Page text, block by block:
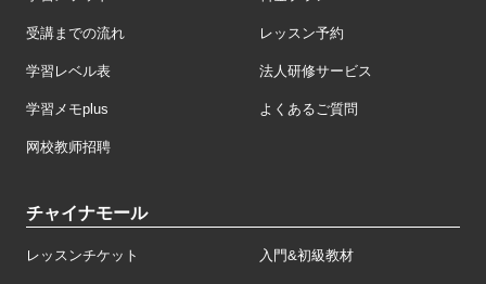
受講までの流れ レッスン予約
学習レベル表 法人研修サービス
学習メモplus よくあるご質問
网校教师招聘
チャイナモール
レッスンチケット 入門&初級教材